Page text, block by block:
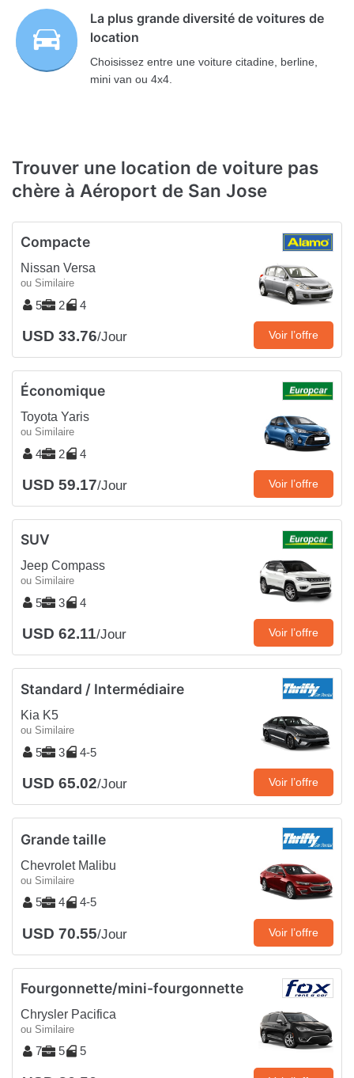
La plus grande diversité de voitures de
location
Choisissez entre une voiture citadine, berline,
mini van ou 4x4.
Trouver une location de voiture pas
chère à Aéroport de San Jose
Compacte
Nissan Versa
ou Similaire
5 2 4
USD 33.76/Jour Voir l’offre
Économique
Toyota Yaris
ou Similaire
4 2 4
USD 59.17/Jour Voir l’offre
SUV
Jeep Compass
ou Similaire
5 3 4
USD 62.11/Jour Voir l’offre
Standard / Intermédiaire
Kia K5
ou Similaire
5 3 4-5
USD 65.02/Jour Voir l’offre
Grande taille
Chevrolet Malibu
ou Similaire
5 4 4-5
USD 70.55/Jour Voir l’offre
Fourgonnette/mini-fourgonnette
Chrysler Pacifica
ou Similaire
7 5 5